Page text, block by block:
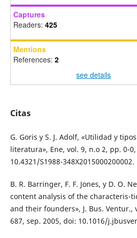
Captures
Readers: 425
Mentions
References: 2
see details
Citas
G. Goris y S. J. Adolf, «Utilidad y
literatura», Ene, vol. 9, n.o 2, pp. 0-
10.4321/S1988-348X2015000200002.
B. R. Barringer, F. F. Jones, y D. O.
content analysis of the characteris-
and their founders», J. Bus. Ventur.,
687, sep. 2005, doi: 10.1016/